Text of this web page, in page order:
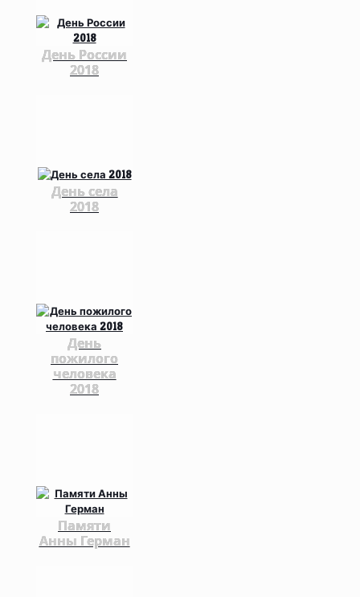
День России
2018
День села
2018
День
пожилого
человека
2018
Памяти
Анны Герман